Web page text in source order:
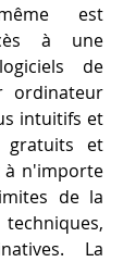
est
à une
de
ordinateur
intuitifs et
gratuits et
à n'importe
de la
La